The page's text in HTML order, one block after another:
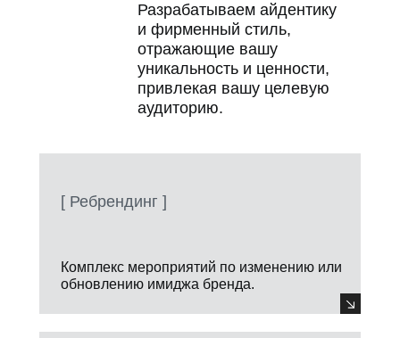
Комплекс мероприятий по изменению или
обновлению имиджа бренда.
[ Ребрендинг ]
Разрабатываем айдентику
и фирменный стиль,
отражающие вашу
уникальность и ценности,
привлекая вашу целевую
аудиторию.